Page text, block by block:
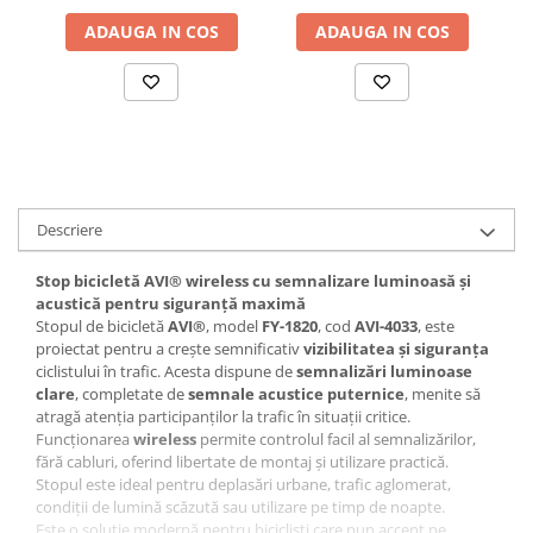
Accesorii baterii sanitare
Accesorii chiuvete
Baterii sanitare cu incalzire instant
Sonerii electrice
Termometre Meteo
Gradina - Gradinarit
Accesorii fierastraie cu lant
Accesorii fierastraie electrice
Accesorii irigare
Accesorii pompe de apa
Accesorii unelte gradinarit
Articole antidaunatori gradina
ADAUGA IN COS ADAUGA IN COS
Descriere
Stop bicicletă AVI® wireless cu semnalizare luminoasă și
acustică pentru siguranță maximă
Stopul de bicicletăAVI®, model FY-1820, cod AVI-4033, este
proiectat pentru a crește semnificativvizibilitatea și siguranța
ciclistului în trafic. Acesta dispune desemnalizări luminoase
clare, completate desemnale acustice puternice, menite să
atragă atenția participanților la trafic în situații critice.
Funcționarea wireless permite controlul facil al semnalizărilor,
fără cabluri, oferind libertate de montaj și utilizare practică.
Stopul este ideal pentru deplasări urbane, trafic aglomerat,
condiții de lumină scăzută sau utilizare pe timp de noapte.